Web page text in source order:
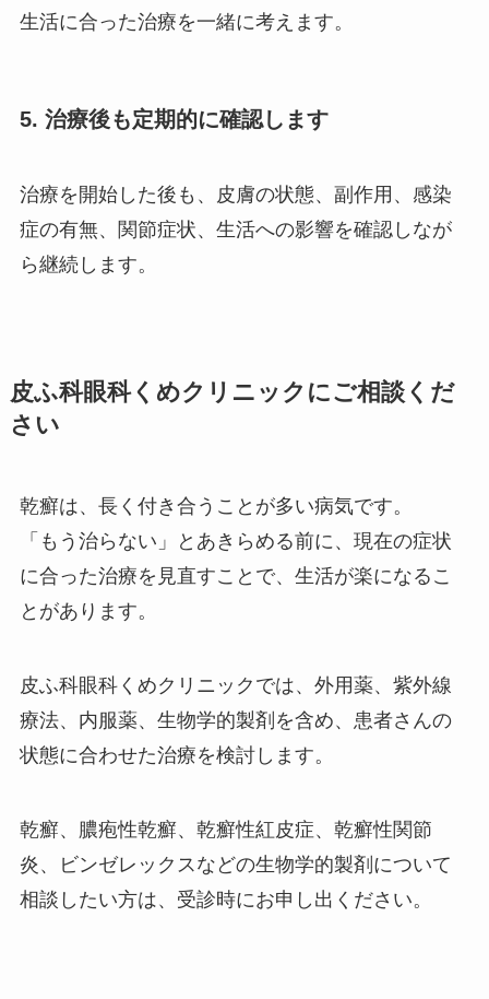
生活に合った治療を一緒に考えます。
5. 治療後も定期的に確認します
治療を開始した後も、皮膚の状態、副作用、感染
症の有無、関節症状、生活への影響を確認しなが
ら継続します。
皮ふ科眼科くめクリニックにご相談くだ
さい
乾癬は、長く付き合うことが多い病気です。
「もう治らない」とあきらめる前に、現在の症状
に合った治療を見直すことで、生活が楽になるこ
とがあります。
皮ふ科眼科くめクリニックでは、外用薬、紫外線
療法、内服薬、生物学的製剤を含め、患者さんの
状態に合わせた治療を検討します。
乾癬、膿疱性乾癬、乾癬性紅皮症、乾癬性関節
炎、ビンゼレックスなどの生物学的製剤について
相談したい方は、受診時にお申し出ください。